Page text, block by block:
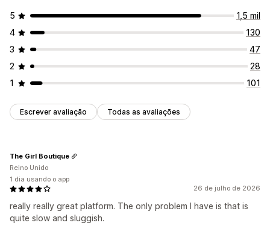
Relatórios personalizados
5
1,5 mil
4
130
3
47
2
28
1
101
Escrever avaliação Todas as avaliações
26 de julho de 2026
really really great platform. The only problem I have is that is
quite slow and sluggish.
The Girl Boutique
Reino Unido
1 dia usando o app